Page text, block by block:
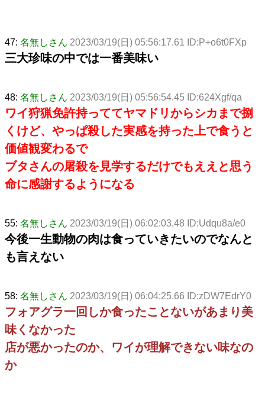
47: 名無しさん 2023/03/19(日) 05:56:17.61 ID:P+o6t0FXp
三大珍味の中では一番美味い
48: 名無しさん 2023/03/19(日) 05:56:54.45 ID:624Xgf/qa
ワイ狩猟免許持っててヤマドリからシカまで捌
くけど、やっぱ殺した実感を持った上で食うと
価値観変わるで
ブタさんの屠殺を見学するだけでもええと思う
命に感謝するようになる
55: 名無しさん 2023/03/19(日) 06:02:03.48 ID:Udqu8a/e0
今後一生動物の肉は食っていきたいのでなんと
も言えない
58: 名無しさん 2023/03/19(日) 06:04:25.66 ID:zDW7EdrY0
フォアグラ一回しか食ったことないがあまり美
味くなかった
店が悪かったのか、ワイが理解できない味なの
か